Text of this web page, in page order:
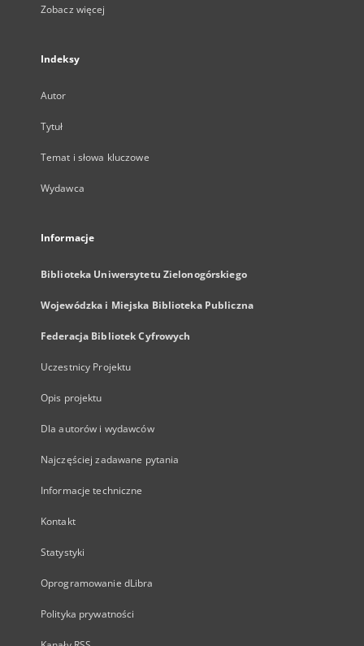
Zobacz więcej
Indeksy
Autor
Tytuł
Temat i słowa kluczowe
Wydawca
Informacje
Biblioteka Uniwersytetu Zielonogórskiego
Wojewódzka i Miejska Biblioteka Publiczna
Federacja Bibliotek Cyfrowych
Uczestnicy Projektu
Opis projektu
Dla autorów i wydawców
Najczęściej zadawane pytania
Informacje techniczne
Kontakt
Statystyki
Oprogramowanie dLibra
Polityka prywatności